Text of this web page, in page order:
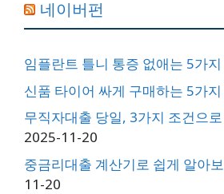
네이버펀
임플란트 틀니 통증 없애는 5가지
신품 타이어 싸게 구매하는 5가지
무직자대출 당일, 3가지 조건으
2025-11-20
중금리대출 계산기로 쉽게 알아
11-20